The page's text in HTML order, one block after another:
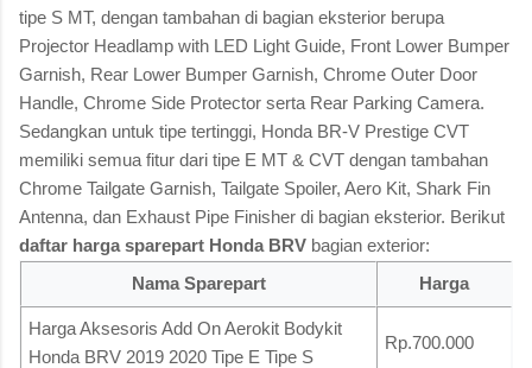
tipe S MT, dengan tambahan di bagian eksterior berupa
Projector Headlamp with LED Light Guide, Front Lower Bumper
Garnish, Rear Lower Bumper Garnish, Chrome Outer Door
Handle, Chrome Side Protector serta Rear Parking Camera.
Sedangkan untuk tipe tertinggi, Honda BR-V Prestige CVT
memiliki semua fitur dari tipe E MT & CVT dengan tambahan
Chrome Tailgate Garnish, Tailgate Spoiler, Aero Kit, Shark Fin
Antenna, dan Exhaust Pipe Finisher di bagian eksterior. Berikut
daftar harga sparepart Honda BRV bagian exterior:
Nama Sparepart
Harga
Harga Aksesoris Add On Aerokit Bodykit
Honda BRV 2019 2020 Tipe E Tipe S
Rp.700.000